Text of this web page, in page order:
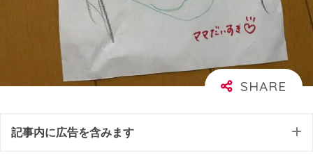
記事内に広告を含みます